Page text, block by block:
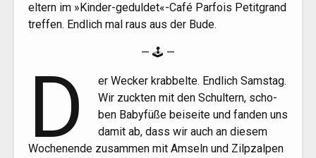
el­tern im »Kinder-geduldet«-Café Par­fois Petit­grand
tref­fen. End­lich mal raus aus der Bude.
— 🕹 —
D
er Wecker krab­bel­te. End­lich Sams­tag.
Wir zuck­ten mit den Schul­tern, scho­
ben Baby­fü­ße bei­sei­te und fan­den uns
damit ab, dass wir auch an die­sem
Wochen­en­de zusam­men mit Amseln und Zilpzal­pen